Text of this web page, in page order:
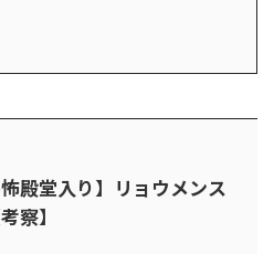
怖殿堂入り】リョウメンス
察】